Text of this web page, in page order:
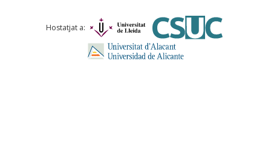
Comentari *
Hostatjat a: